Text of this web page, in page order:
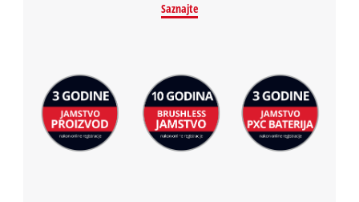
Saznajte